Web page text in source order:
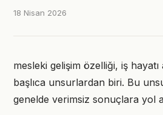
18 Nisan 2026
mesleki gelişim özelliği, iş hayatı
başlıca unsurlardan biri. Bu
genelde verimsiz sonuçlara yol